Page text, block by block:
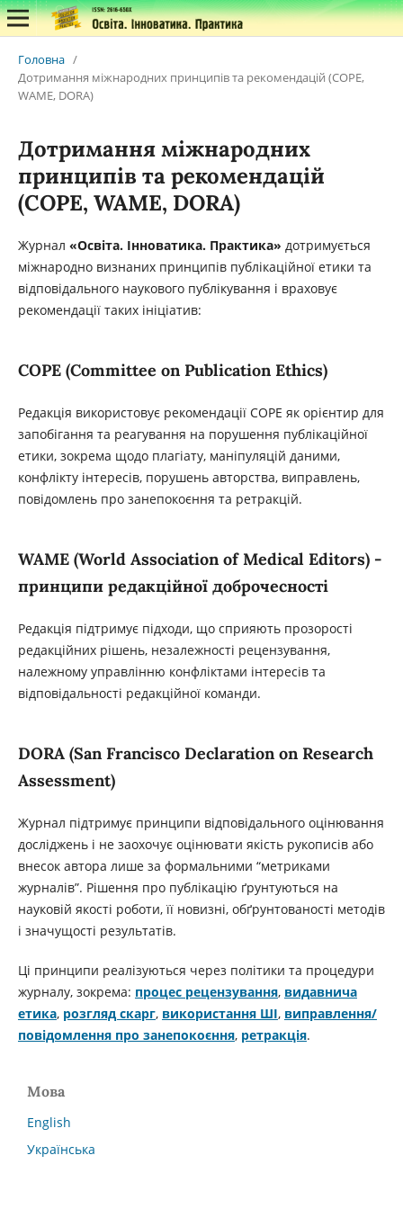
Головна /
Дотримання міжнародних принципів та рекомендацій (COPE,
WAME, DORA)
Дотримання міжнародних
принципів та рекомендацій
(COPE, WAME, DORA)
Журнал «Освіта. Інноватика. Практика» дотримується
міжнародно визнаних принципів публікаційної етики та
відповідального наукового публікування і враховує
рекомендації таких ініціатив:
COPE (Committee on Publication Ethics)
Редакція використовує рекомендації COPE як орієнтир для
запобігання та реагування на порушення публікаційної
етики, зокрема щодо плагіату, маніпуляцій даними,
конфлікту інтересів, порушень авторства, виправлень,
повідомлень про занепокоєння та ретракцій.
WAME (World Association of Medical Editors) -
принципи редакційної доброчесності
Редакція підтримує підходи, що сприяють прозорості
редакційних рішень, незалежності рецензування,
належному управлінню конфліктами інтересів та
відповідальності редакційної команди.
DORA (San Francisco Declaration on Research
Assessment)
Журнал підтримує принципи відповідального оцінювання
досліджень і не заохочує оцінювати якість рукописів або
внесок автора лише за формальними “метриками
журналів”. Рішення про публікацію ґрунтуються на
науковій якості роботи, її новизні, обґрунтованості методів
і значущості результатів.
Ці принципи реалізуються через політики та процедури
журналу, зокрема: процес рецензування, видавнича
етика, розгляд скарг, використання ШІ, виправлення/
повідомлення про занепокоєння, ретракція.
Мова
English
Українська